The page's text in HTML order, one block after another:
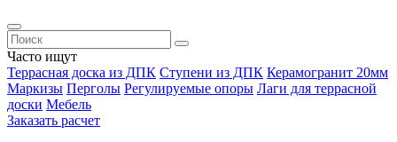
Часто ищут
Террасная доска из ДПК Ступени из ДПК Керамогранит 20мм
Маркизы Перголы Регулируемые опоры Лаги для террасной
доски Мебель
Заказать расчет